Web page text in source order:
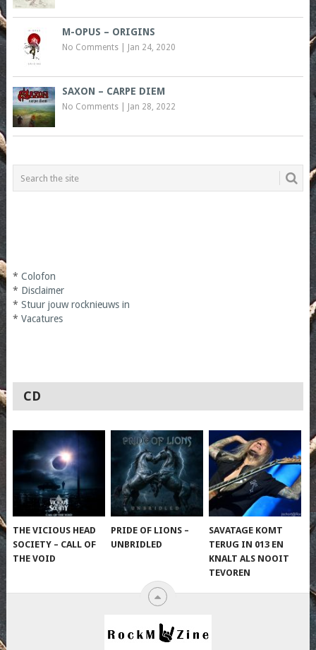
M-OPUS – ORIGINS
No Comments| Jan 24, 2020
SAXON – CARPE DIEM
No Comments| Jan 28, 2022
* Colofon
* Disclaimer
* Stuur jouw rocknieuws in
* Vacatures
CD
THE VICIOUS HEAD
SOCIETY – CALL OF
THE VOID
PRIDE OF LIONS –
UNBRIDLED
SAVATAGE KOMT
TERUG IN 013 EN
KNALT ALS NOOIT
TEVOREN